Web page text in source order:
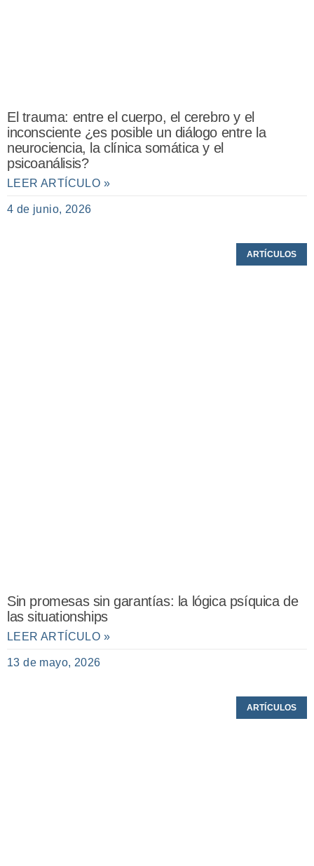
El trauma: entre el cuerpo, el cerebro y el
inconsciente ¿es posible un diálogo entre la
neurociencia, la clínica somática y el
psicoanálisis?
LEER ARTÍCULO »
4 de junio, 2026
ARTÍCULOS
Sin promesas sin garantías: la lógica psíquica de
las situationships
LEER ARTÍCULO »
13 de mayo, 2026
ARTÍCULOS